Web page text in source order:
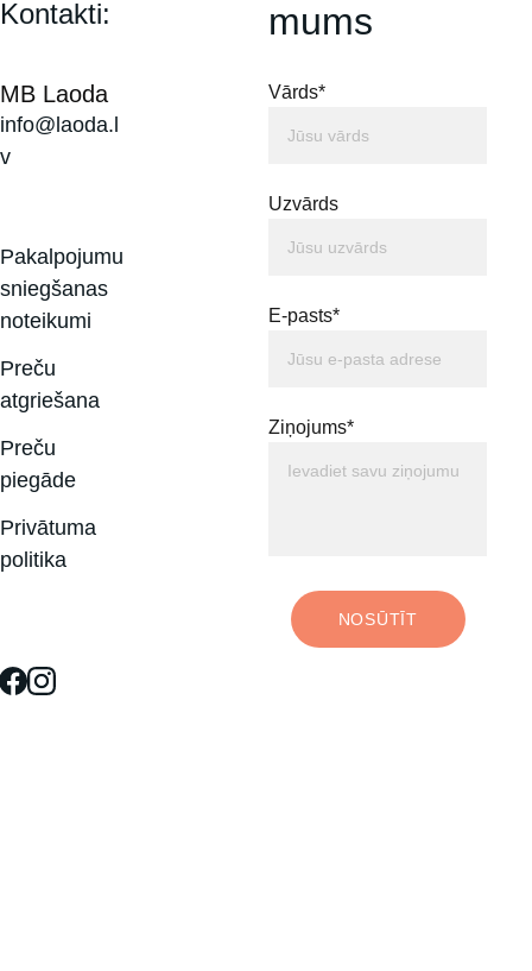
mums
Vārds*
Uzvārds
E-pasts*
Ziņojums*
NOSŪTĪT
MB Laoda
Kontakti:
info@laoda.l
v
Pakalpojumu
sniegšanas
noteikumi
Preču
atgriešana
Preču
piegāde
Privātuma
politika